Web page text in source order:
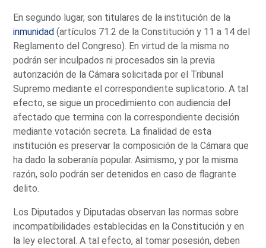
En segundo lugar, son titulares de la institución de la
inmunidad (artículos 71.2 de la Constitución y 11 a 14 del
Reglamento del Congreso). En virtud de la misma no
podrán ser inculpados ni procesados sin la previa
autorización de la Cámara solicitada por el Tribunal
Supremo mediante el correspondiente suplicatorio. A tal
efecto, se sigue un procedimiento con audiencia del
afectado que termina con la correspondiente decisión
mediante votación secreta. La finalidad de esta
institución es preservar la composición de la Cámara que
ha dado la soberanía popular. Asimismo, y por la misma
razón, solo podrán ser detenidos en caso de flagrante
delito.
Los Diputados y Diputadas observan las normas sobre
incompatibilidades establecidas en la Constitución y en
la ley electoral. A tal efecto, al tomar posesión, deben